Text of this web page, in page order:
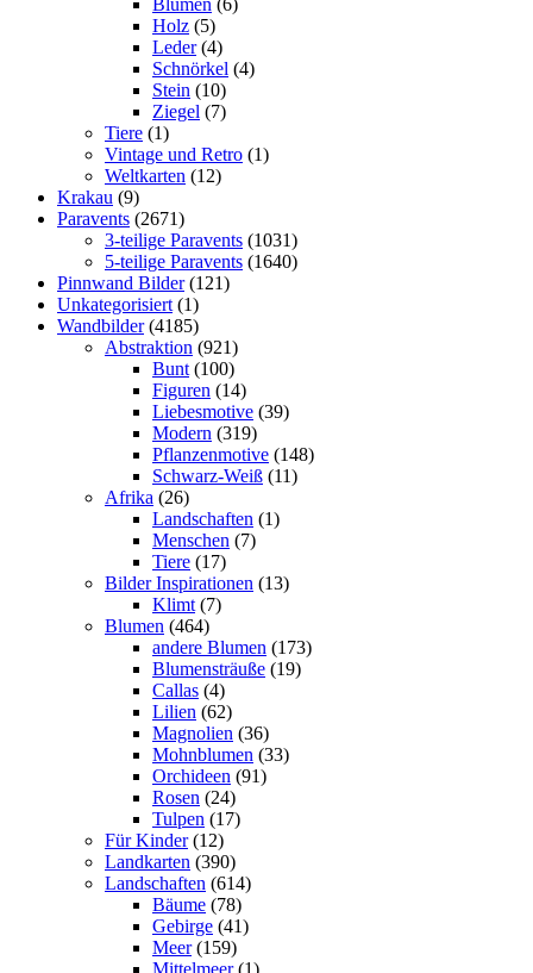
Blumen (6)
Holz (5)
Leder (4)
Schnörkel (4)
Stein (10)
Ziegel (7)
Tiere (1)
Vintage und Retro (1)
Weltkarten (12)
Krakau (9)
Paravents (2671)
3-teilige Paravents (1031)
5-teilige Paravents (1640)
Pinnwand Bilder (121)
Unkategorisiert (1)
Wandbilder (4185)
Abstraktion (921)
Bunt (100)
Figuren (14)
Liebesmotive (39)
Modern (319)
Pflanzenmotive (148)
Schwarz-Weiß (11)
Afrika (26)
Landschaften (1)
Menschen (7)
Tiere (17)
Bilder Inspirationen (13)
Klimt (7)
Blumen (464)
andere Blumen (173)
Blumensträuße (19)
Callas (4)
Lilien (62)
Magnolien (36)
Mohnblumen (33)
Orchideen (91)
Rosen (24)
Tulpen (17)
Für Kinder (12)
Landkarten (390)
Landschaften (614)
Bäume (78)
Gebirge (41)
Meer (159)